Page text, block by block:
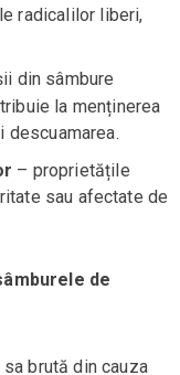
radicalilor liberi,
din sâmbure
la menținerea
descuamarea.
– proprietățile
sau afectate de
de
brută din cauza